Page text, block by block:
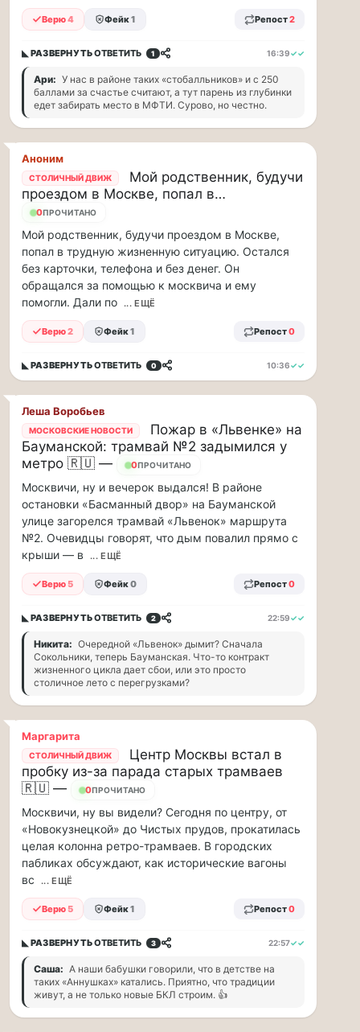
ВСК
производителю
упаковки
88
млн
в…
ВСК
выплатила
производителю
упаковки
88
млн
рублей
в
с
повреждением
оборудования
Страховой
Дом
ВСК
выплатил
ООО
ПТК
«Союз-
Полимер»
88
млн
рублей
в
рамках
договора
1
августа
в
московском
парке
откроется
«Капибара…
1
августа
в
московском
парке
«Сокольники»
откроется
«Капибара
Это
уютное
место
с
Верю4 Фейк1 Репост2
◣ РАЗВЕРНУТЬОТВЕТИТЬ 1 16:39✓✓
Ари: У нас в районе таких «стобалльников» и с 250
баллами за счастье считают, а тут парень из глубинки
едет забирать место в МФТИ. Сурово, но честно.
Аноним
СТОЛИЧНЫЙ ДВИЖ
Мой родственник, будучи
проездом в Москве, попал в…
22ПРОЧИТАНО
Мой родственник, будучи проездом в Москве,
попал в трудную жизненную ситуацию. Остался
без карточки, телефона и без денег. Он
обращался за помощью к москвича и ему
помогли. Дали по ... ЕЩЁ
Верю2 Фейк1 Репост0
◣ РАЗВЕРНУТЬОТВЕТИТЬ 0 10:36✓✓
Леша Воробьев
МОСКОВСКИЕ НОВОСТИ
Пожар в «Львенке» на
Бауманской: трамвай №2 задымился у
метро 🇷🇺 —
23ПРОЧИТАНО
Москвичи, ну и вечерок выдался! В районе
остановки «Басманный двор» на Бауманской
улице загорелся трамвай «Львенок» маршрута
№2. Очевидцы говорят, что дым повалил прямо с
крыши — в
... ЕЩЁ
Верю 5 Фейк0 Репост0
◣ РАЗВЕРНУТЬОТВЕТИТЬ 2 22:59✓✓
Никита: Очередной «Львенок» дымит? Сначала
Сокольники, теперь Бауманская. Что-то контракт
жизненного цикла дает сбои, или это просто
столичное лето с перегрузками?
Маргарита
СТОЛИЧНЫЙ ДВИЖ
Центр Москвы встал в
пробку из-за парада старых трамваев
🇷🇺 —
23ПРОЧИТАНО
Москвичи, ну вы видели? Сегодня по центру, от
«Новокузнецкой» до Чистых прудов, прокатилась
целая колонна ретро-трамваев. В городских
пабликах обсуждают, как исторические вагоны
вс
... ЕЩЁ
Верю 5 Фейк1 Репост0
◣ РАЗВЕРНУТЬОТВЕТИТЬ 3 22:57✓✓
Саша: А наши бабушки говорили, что в детстве на
таких «Аннушках» катались. Приятно, что традиции
живут, а не только новые БКЛ строим. 👍